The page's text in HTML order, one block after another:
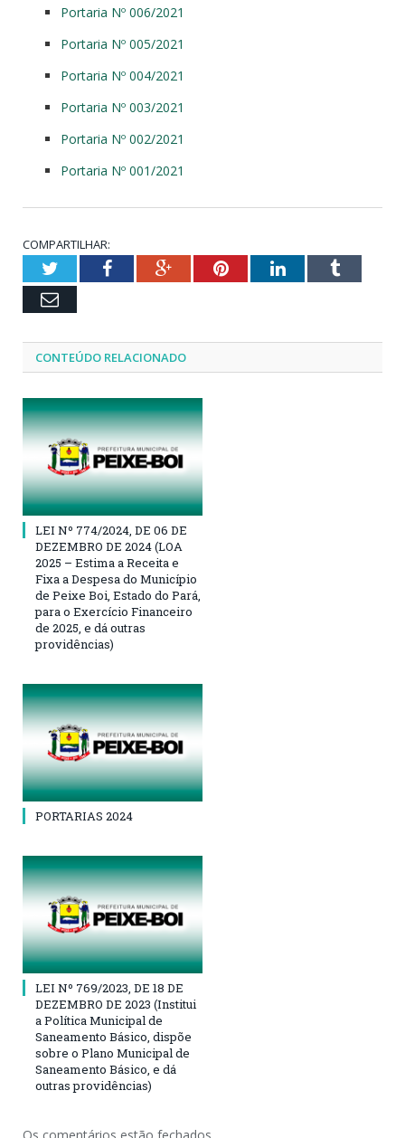
Portaria Nº 006/2021
Portaria Nº 005/2021
Portaria Nº 004/2021
Portaria Nº 003/2021
Portaria Nº 002/2021
Portaria Nº 001/2021
COMPARTILHAR:
TwitterFacebookGoogle+PinterestLinkedInTumblr
Email
CONTEÚDO RELACIONADO
LEI Nº 774/2024, DE 06 DE
DEZEMBRO DE 2024 (LOA
2025 – Estima a Receita e
Fixa a Despesa do Município
de Peixe Boi, Estado do Pará,
para o Exercício Financeiro
de 2025, e dá outras
providências)
PORTARIAS 2024
LEI Nº 769/2023, DE 18 DE
DEZEMBRO DE 2023 (Institui
a Política Municipal de
Saneamento Básico, dispõe
sobre o Plano Municipal de
Saneamento Básico, e dá
outras providências)